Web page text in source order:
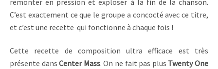
C’est exactement ce que le groupe a concocté avec ce titre,
et c’est une recette qui fonctionne à chaque fois !
Cette recette de composition ultra efficace est très
présente dansCenter Mass. On ne fait pas plus Twenty One